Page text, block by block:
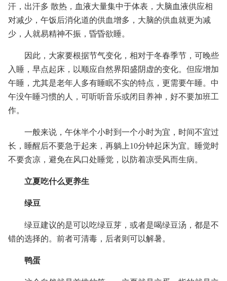
汗，出汗多 散热，血液大量集中于体表，大脑血液供应相
对减少，午饭后消化道的供血增多，大脑的供血就更为减
少，人就易精神不振，昏昏欲睡。
因此，大家要根据节气变化，相对于冬春季节，可晚些
入睡，早点起床，以顺应自然界阳盛阴虚的变化。但应增加
午睡，尤其是老年人多有睡眠不实的特点，更需要午睡。中
午没午睡习惯的人，可听听音乐或闭目养神，好不要加班工
作。
一般来说，午休半个小时到一个小时为宜，时间不宜过
长，睡醒后不要急于起来，再躺上10分钟起床为宜。睡觉时
不要贪凉，避免在风口处睡觉，以防着凉受风而生病。
立夏吃什么更养生
绿豆
绿豆建议的是可以吃绿豆芽，或者是喝绿豆汤，都是不
错的选择的。前者可清毒，后者则可以解暑。
鸭蛋